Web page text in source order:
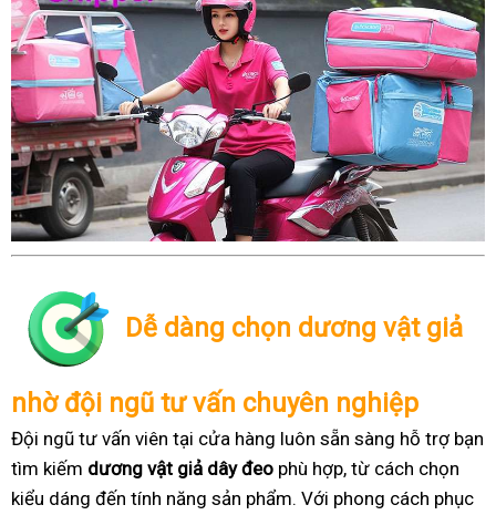
Dễ dàng chọn dương vật giả
nhờ đội ngũ tư vấn chuyên nghiệp
Đội ngũ tư vấn viên tại cửa hàng luôn sẵn sàng hỗ trợ bạn
tìm kiếm dương vật giả dây đeo phù hợp, từ cách chọn
kiểu dáng đến tính năng sản phẩm. Với phong cách phục